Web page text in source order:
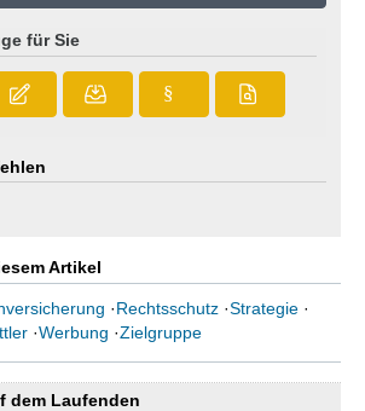
für Sie
§
Artikel
·Rechtsschutz ·Strategie ·
·Werbung ·Zielgruppe
dem Laufenden